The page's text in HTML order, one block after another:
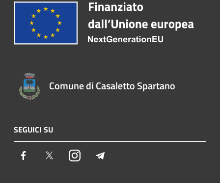
Comune di Casaletto Spartano
SEGUICI SU
Facebook TwitterInstagram